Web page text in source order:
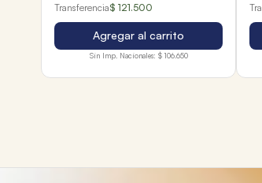
Transferencia$ 121.500
Agregar al carrito
Sin Imp. Nacionales: $ 106.650